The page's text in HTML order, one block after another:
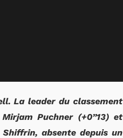
La leader du classement
Puchner (+0”13) et
absente depuis un